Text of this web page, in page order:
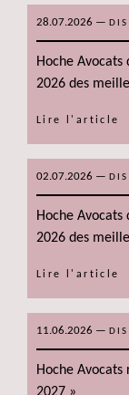
28.07.2026 —
Hoche
2026 des
Lire l'article
02.07.2026 —
Hoche
2026 des
Lire l'article
11.06.2026 —
Hoche
2027 »